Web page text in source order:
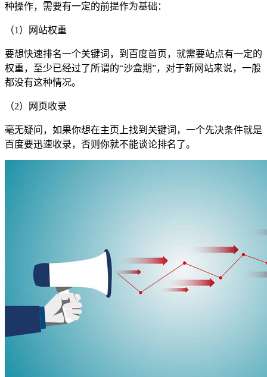
种操作，需要有一定的前提作为基础：
（1）网站权重
要想快速排名一个关键词，到百度首页，就需要站点有一定的
权重，至少已经过了所谓的“沙盒期”，对于新网站来说，一般
都没有这种情况。
（2）网页收录
毫无疑问，如果你想在主页上找到关键词，一个先决条件就是
百度要迅速收录，否则你就不能谈论排名了。